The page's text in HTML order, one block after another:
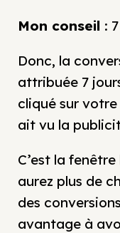
Mon conseil :
Donc, la
attribuée 7
cliqué sur votre
ait vu la
C’est la
aurez plus de
des
avantage à